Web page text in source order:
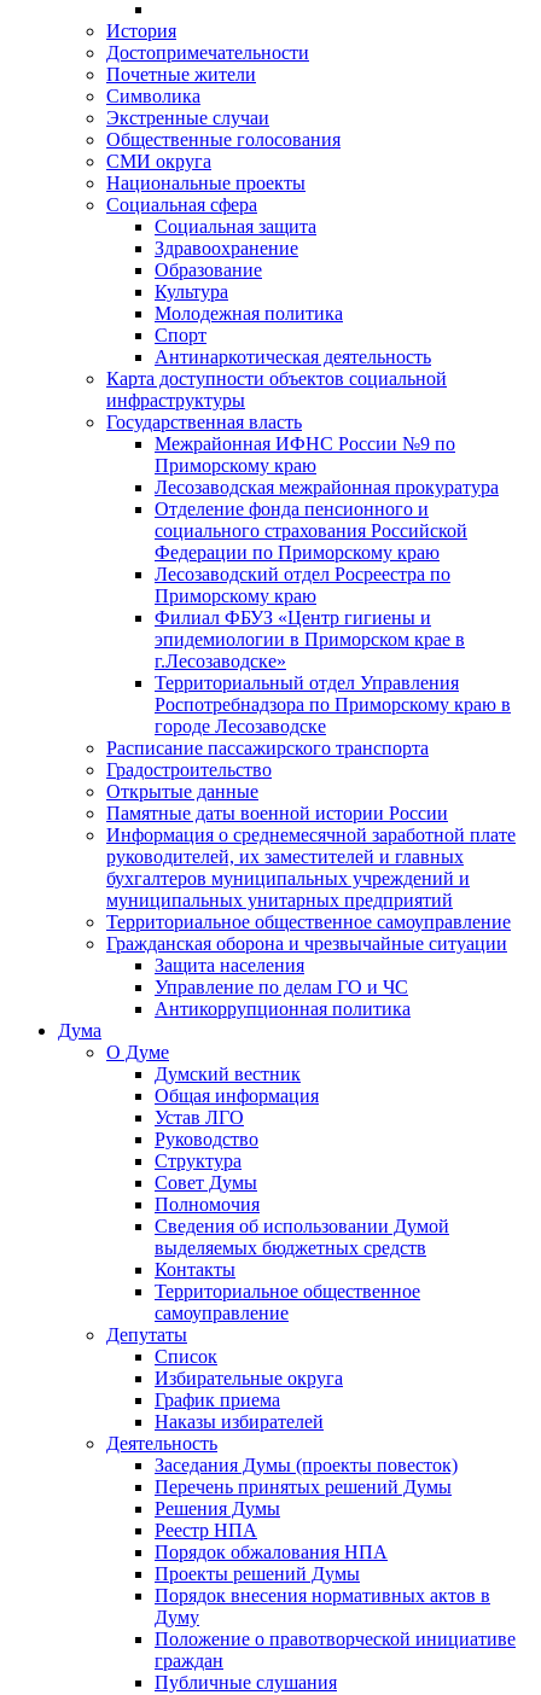
История
Достопримечательности
Почетные жители
Символика
Экстренные случаи
Общественные голосования
СМИ округа
Национальные проекты
Социальная сфера
Социальная защита
Здравоохранение
Образование
Культура
Молодежная политика
Спорт
Антинаркотическая деятельность
Карта доступности объектов социальной
инфраструктуры
Государственная власть
Межрайонная ИФНС России №9 по
Приморскому краю
Лесозаводская межрайонная прокуратура
Отделение фонда пенсионного и
социального страхования Российской
Федерации по Приморскому краю
Лесозаводский отдел Росреестра по
Приморскому краю
Филиал ФБУЗ «Центр гигиены и
эпидемиологии в Приморском крае в
г.Лесозаводске»
Территориальный отдел Управления
Роспотребнадзора по Приморскому краю в
городе Лесозаводске
Расписание пассажирского транспорта
Градостроительство
Открытые данные
Памятные даты военной истории России
Информация о среднемесячной заработной плате
руководителей, их заместителей и главных
бухгалтеров муниципальных учреждений и
муниципальных унитарных предприятий
Территориальное общественное самоуправление
Гражданская оборона и чрезвычайные ситуации
Защита населения
Управление по делам ГО и ЧС
Антикоррупционная политика
Дума
О Думе
Думский вестник
Общая информация
Устав ЛГО
Руководство
Структура
Совет Думы
Полномочия
Сведения об использовании Думой
выделяемых бюджетных средств
Контакты
Территориальное общественное
самоуправление
Депутаты
Список
Избирательные округа
График приема
Наказы избирателей
Деятельность
Заседания Думы (проекты повесток)
Перечень принятых решений Думы
Решения Думы
Реестр НПА
Порядок обжалования НПА
Проекты решений Думы
Порядок внесения нормативных актов в
Думу
Положение о правотворческой инициативе
граждан
Публичные слушания